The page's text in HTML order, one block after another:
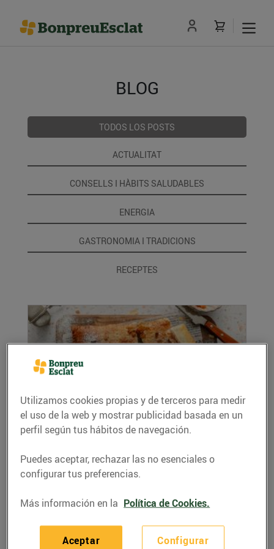
BLOG
TODOS LOS POSTS
ACTUALITAT
CONSELLS I HÀBITS SALUDABLES
ENERGIA
GASTRONOMIA I TRADICIONS
RECEPTES
Coca de llardons amb taronja confitada i
03/febrero/2025
Ingredients (per a 4 persones): 1 làmina de
100...
LEER MÁS
Utilizamos cookies propias y de terceros para medir
el uso de la web y mostrar publicidad basada en un
perfil según tus hábitos de navegación.
Puedes aceptar, rechazar las no esenciales o
configurar tus preferencias.
Más información en la Política de Cookies.
Configurar
Aceptar